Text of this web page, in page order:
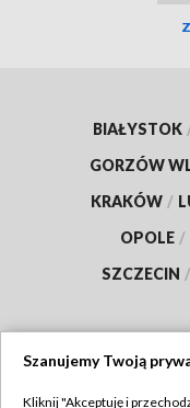
BIAŁYSTOK
GORZÓW
KRAKÓW /
OPOLE /
SZCZECIN /
Szanujemy Twoją
Kliknij "Akceptuję i